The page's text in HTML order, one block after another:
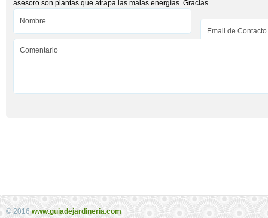
asesoro son plantas que atrapa las malas energías. Gracias.
© 2016www.guiadejardineria.com